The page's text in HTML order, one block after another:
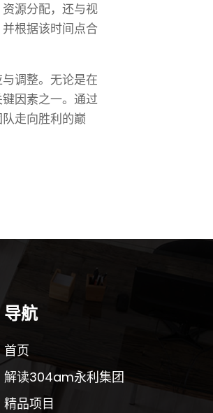
源分配，还与视
根据该时间点合
调整。无论是在
因素之一。通过
走向胜利的巅
导航
首页
解读304am永利集团
精品项目